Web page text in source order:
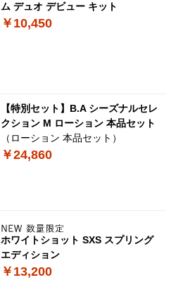
ム デュオ デビュー キット
￥10,450
【特別セット】B.A シーズナルセレ
クション M ローション 本品セット
（ローション 本品セット）
￥24,860
ホワイトショット SXS スプリング
エディション
￥13,200